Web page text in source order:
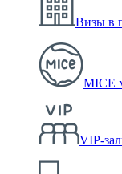
Визы в
MICE
VIP-